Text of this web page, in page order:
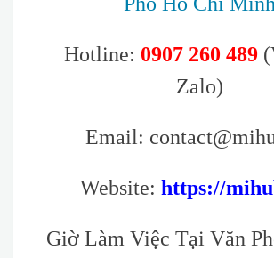
Hotline: 0907 260 489
Zalo)
Email:
Website: https://
Giờ Làm Việc Tại Văn